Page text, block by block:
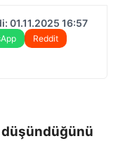
01.11.2025 16:57
Reddit
düşündüğünü